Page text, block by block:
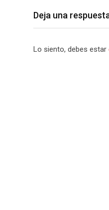
Deja una
Lo siento, debes estar